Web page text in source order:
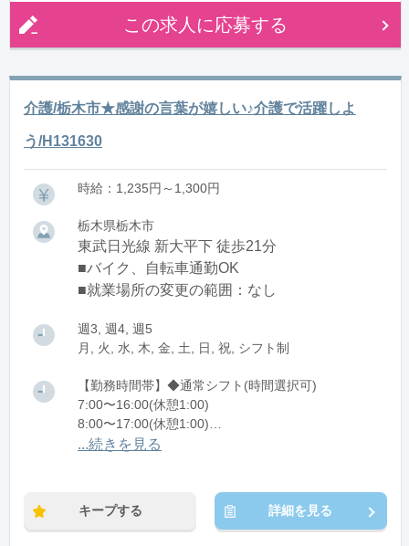
この求人に応募する
介護/栃木市★感謝の言葉が嬉しい♪介護で活躍しよ
う/H131630
時給：1,235円～1,300円
栃木県栃木市
東武日光線 新大平下 徒歩21分
■バイク、自転車通勤OK
■就業場所の変更の範囲：なし
週3, 週4, 週5
月, 火, 水, 木, 金, 土, 日, 祝, シフト制
【勤務時間帯】◆通常シフト(時間選択可)
7:00〜16:00(休憩1:00)
8:00〜17:00(休憩1:00)
12:00〜21:00(休憩1:00)
...続きを見る
キープする 詳細を見る